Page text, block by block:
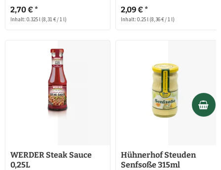
2,70 € *
Inhalt: 0.325 l (8,31 € / 1 l)
2,09 € *
Inhalt: 0.25 l (8,36 € / 1 l)
WERDER Steak Sauce
0,25L
Hühnerhof Steuden
Senfsoße 315ml